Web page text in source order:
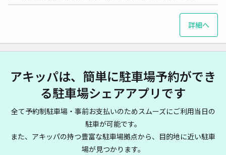
詳細へ
アキッパは、簡単に駐車場予約ができ
る駐車場シェアアプリです
全て予約制駐車場・事前お支払いのためスムーズにご利用当日の
駐車が可能です。
また、アキッパの持つ豊富な駐車場拠点から、目的地に近い駐車
場が見つかります。